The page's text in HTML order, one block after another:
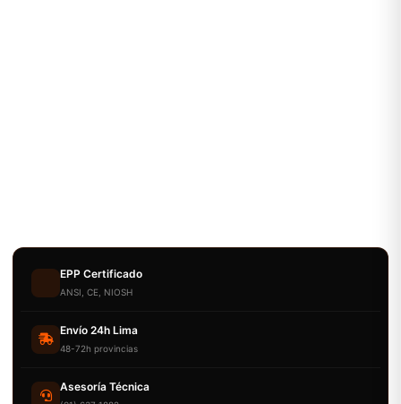
EPP Certificado
ANSI, CE, NIOSH
Envío 24h Lima
48-72h provincias
Asesoría Técnica